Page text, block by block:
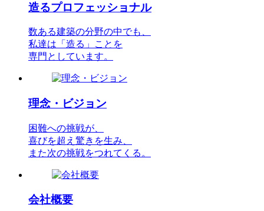
造るプロフェッショナル
数ある建築の分野の中でも、
私達は「造る」ことを
専門としています。
理念・ビジョン
困難への挑戦が、
喜びを超え驚きを生み、
また次の挑戦をつれてくる。
会社概要